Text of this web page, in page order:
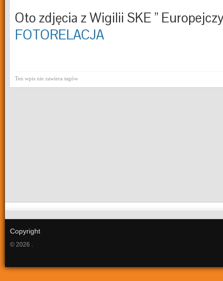
Oto zdjęcia z Wigilii SKE ”
FOTORELACJA
Ten wpis nie zawiera tagów
Copyright
© 2026 .